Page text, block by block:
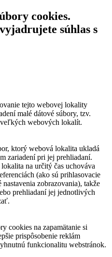
cookies.
súhlas s
tejto webovej lokality
malé dátové súbory, tzv.
webových lokalít.
ktorý webová lokalita ukladá
zariadení pri jej prehliadaní.
na určitý čas uchováva
(ako sú prihlasovacie
zobrazovania), takže
prehliadaní jej jednotlivých
cookies na zapamätanie si
prispôsobenie reklám
funkcionalitu webstránok.